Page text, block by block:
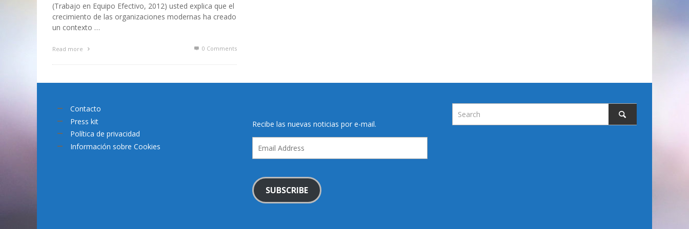
(Trabajo en Equipo Efectivo, 2012) usted explica que el
crecimiento de las organizaciones modernas ha creado
un contexto …
Read more 0 Comments
Contacto
Press kit
Política de privacidad
Información sobre Cookies
Recibe las nuevas noticias por e-mail.
Address
SUBSCRIBE